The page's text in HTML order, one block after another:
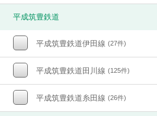
平成筑豊鉄道
平成筑豊鉄道伊田線 (27件)
平成筑豊鉄道田川線 (125件)
平成筑豊鉄道糸田線 (26件)